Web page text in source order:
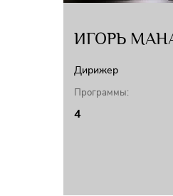
ИГОРЬ
Дирижер
Программы:
4